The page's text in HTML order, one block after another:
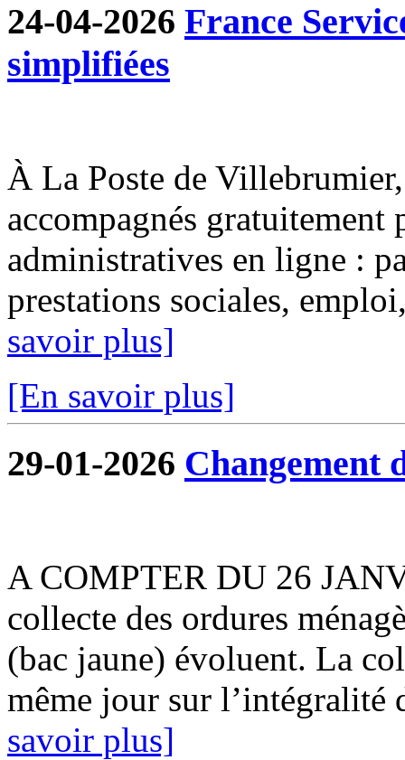
24-04-2026 France
simplifiées
À La Poste de
accompagnés gratuitement
administratives en ligne :
prestations sociales,
savoir plus]
[En savoir plus]
29-01-2026 Changement
A COMPTER DU 26
collecte des ordures
(bac jaune) évoluent. La
même jour sur l’intégralité
savoir plus]